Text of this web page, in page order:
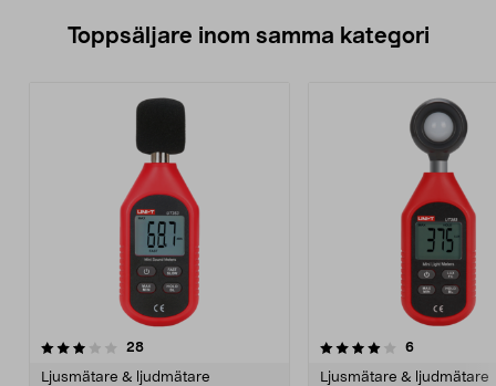
Toppsäljare inom samma kategori
28recensioner
Ljusmätare & ljudmätare
4.0 av 5 stjärnor 6recensioner
Ljusmätare & ljudmätare